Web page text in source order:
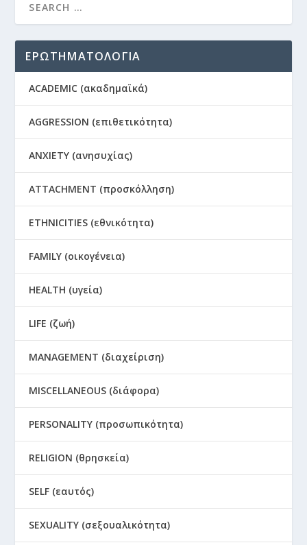
ΕΡΩΤΗΜΑΤΟΛΟΓΙΑ
ACADEMIC (ακαδημαϊκά)
AGGRESSION (επιθετικότητα)
ANXIETY (ανησυχίας)
ATTACHMENT (προσκόλληση)
ETHNICITIES (εθνικότητα)
FAMILY (οικογένεια)
HEALTH (υγεία)
LIFE (ζωή)
MANAGEMENT (διαχείριση)
MISCELLANEOUS (διάφορα)
PERSONALITY (προσωπικότητα)
RELIGION (θρησκεία)
SELF (εαυτός)
SEXUALITY (σεξουαλικότητα)